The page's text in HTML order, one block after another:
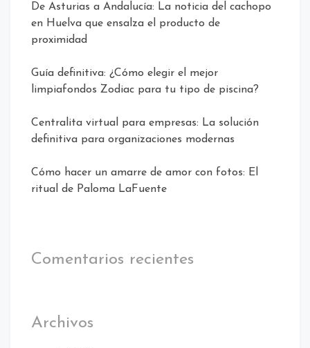
De Asturias a Andalucía: La noticia del cachopo
en Huelva que ensalza el producto de
proximidad
Guía definitiva: ¿Cómo elegir el mejor
limpiafondos Zodiac para tu tipo de piscina?
Centralita virtual para empresas: La solución
definitiva para organizaciones modernas
Cómo hacer un amarre de amor con fotos: El
ritual de Paloma LaFuente
Comentarios recientes
Archivos